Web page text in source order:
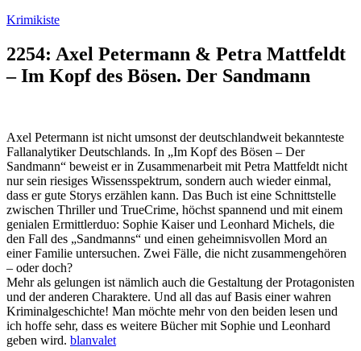
Zum
springen
Krimikiste
2254: Axel Petermann & Petra Mattfeldt
– Im Kopf des Bösen. Der Sandmann
Axel Petermann ist nicht umsonst der deutschlandweit bekannteste
Fallanalytiker Deutschlands. In „Im Kopf des Bösen – Der
Sandmann“ beweist er in Zusammenarbeit mit Petra Mattfeldt nicht
nur sein riesiges Wissensspektrum, sondern auch wieder einmal,
dass er gute Storys erzählen kann. Das Buch ist eine Schnittstelle
zwischen Thriller und TrueCrime, höchst spannend und mit einem
genialen Ermittlerduo: Sophie Kaiser und Leonhard Michels, die
den Fall des „Sandmanns“ und einen geheimnisvollen Mord an
einer Familie untersuchen. Zwei Fälle, die nicht zusammengehören
– oder doch?
Mehr als gelungen ist nämlich auch die Gestaltung der Protagonisten
und der anderen Charaktere. Und all das auf Basis einer wahren
Kriminalgeschichte! Man möchte mehr von den beiden lesen und
ich hoffe sehr, dass es weitere Bücher mit Sophie und Leonhard
geben wird. blanvalet